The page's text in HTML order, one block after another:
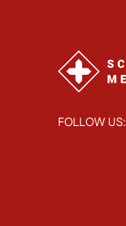
FOLLOW US: